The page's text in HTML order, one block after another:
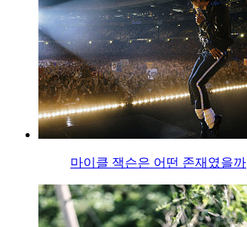
마이클 잭슨은 어떤 존재였을까